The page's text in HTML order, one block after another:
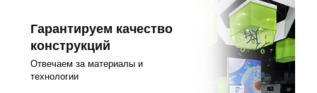
Гарантируем качество
конструкций
Отвечаем за материалы и
технологии